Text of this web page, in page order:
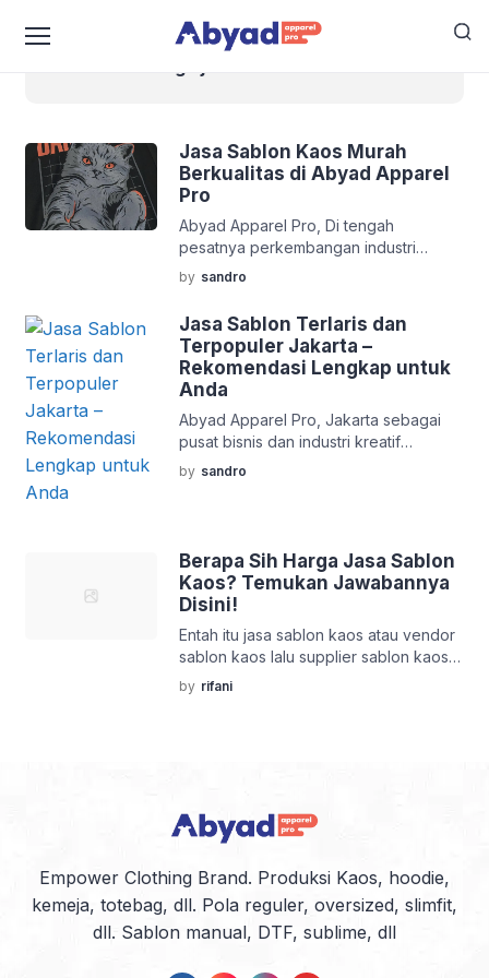
Jasa Sablon Kaos Murah
Berkualitas di Abyad Apparel
Pro
Abyad Apparel Pro, Di tengah
pesatnya perkembangan industri
kreatif dan fashion lokal, kebutuhan
akan kaos sablon custom semakin
meningkat—baik untuk keperluan
komunitas, event, merchandise, hingga
kebutuhan brand fashion. Namun,
mencari jasa sablon kaos yang murah
tapi tetap berkualitas bukanlah hal
yang mudah. Banyak yang
menawarkan harga murah, tapi tidak
jarang hasil sablon cepat luntur, retak,
by sandro
Jasa Sablon Terlaris dan
Terpopuler Jakarta –
Rekomendasi Lengkap untuk
Anda
Abyad Apparel Pro, Jakarta sebagai
pusat bisnis dan industri kreatif
Indonesia menjadi rumah bagi banyak
jasa sablon yang menawarkan layanan
meningkatnya tren fashion lokal,
kebutuhan komunitas, hingga
keperluan promosi perusahaan,
permintaan terhadap jasa sablon
semakin tinggi setiap tahunnya. Namun,
tidak semua jasa sablon mampu
memberikan kualitas terbaik dan […]
by sandro
Berapa Sih Harga Jasa Sablon
Kaos? Temukan Jawabannya
Disini!
Entah itu jasa sablon kaos atau vendor
sablon kaos lalu supplier sablon kaos
atau apapun sebutan Anda sebaiknya
Anda mencari tempat yang jago bikin
manual yang Anda mesti simak yaitu:
Soal hasil sablon […]
by rifani
Empower Clothing Brand. Produksi Kaos, hoodie,
kemeja, totebag, dll. Pola reguler, oversized, slimfit,
dll. Sablon manual, DTF, sublime, dll